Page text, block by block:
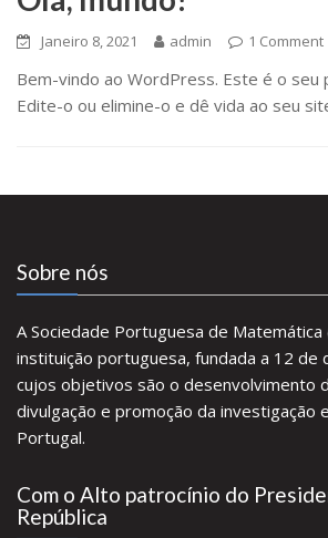
Janeiro 8, 2021 admin 1 Comment
Bem-vindo ao WordPress. Este é o seu
Edite-o ou elimine-o e dê vida ao seu
Sobre nós
A Sociedade Portuguesa de Matemática
instituição portuguesa, fundada a 12 de
cujos objetivos são o desenvolvimento
divulgação e promoção da investigação
Portugal.
Com o Alto patrocínio do
República